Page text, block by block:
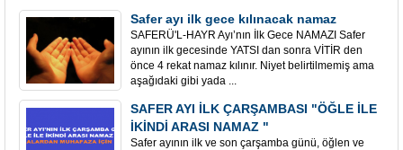
Safer ayı ilk gece kılınacak namaz
SAFERÜ'L-HAYR Ayı’nın İlk Gece NAMAZI Safer
ayının ilk gecesinde YATSI dan sonra VİTİR den
önce 4 rekat namaz kılınır. Niyet belirtilmemiş ama
aşağıdaki gibi yada ...
SAFER AYI İLK ÇARŞAMBASI "ÖĞLE İLE
İKİNDİ ARASI NAMAZ "
Safer ayının ilk ve son çarşamba günü, öğlen ve